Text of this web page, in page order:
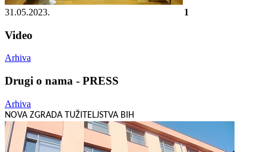
31.05.2023. 1
Video
Arhiva
Drugi o nama - PRESS
Arhiva
NOVA ZGRADA TUŽITELJSTVA BIH